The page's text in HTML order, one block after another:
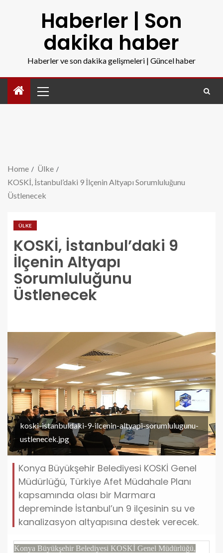
Haberler | Son
dakika haber
Haberler ve son dakika gelişmeleri | Güncel haber
Home
Ülke
KOSKİ, İstanbul’daki 9 İlçenin Altyapı Sorumluluğunu
Üstlenecek
ÜLKE
KOSKİ, İstanbul’daki 9
İlçenin Altyapı
Sorumluluğunu
Üstlenecek
koski-istanbuldaki-9-ilcenin-altyapi-sorumlulugunu-
ustlenecek.jpg
Konya Büyükşehir Belediyesi KOSKİ Genel
Müdürlüğü, Türkiye Afet Müdahale Planı
kapsamında olası bir Marmara
depreminde İstanbul’un 9 ilçesinin su ve
kanalizasyon altyapısına destek verecek.
Konya Büyükşehir Belediyesi KOSKİ Genel Müdürlüğü,